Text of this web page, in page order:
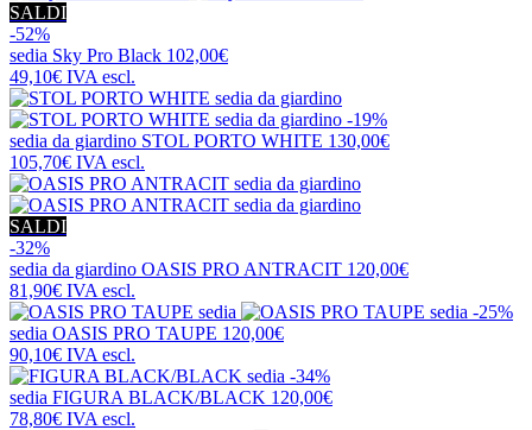
SALDI
-52%
sedia Sky Pro Black 102,00€
49,10€ IVA escl.
-19%
sedia da giardino STOL PORTO WHITE 130,00€
105,70€ IVA escl.
SALDI
-32%
sedia da giardino OASIS PRO ANTRACIT 120,00€
81,90€ IVA escl.
-25%
sedia OASIS PRO TAUPE 120,00€
90,10€ IVA escl.
-34%
sedia FIGURA BLACK/BLACK 120,00€
78,80€ IVA escl.